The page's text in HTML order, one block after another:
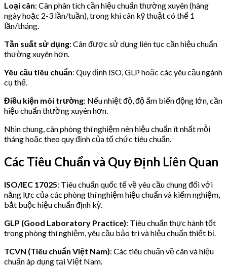
Loại cân: Cân phân tích cần hiệu chuẩn thường xuyên (hàng
ngày hoặc 2-3 lần/tuần), trong khi cân kỹ thuật có thể 1
lần/tháng.
Tần suất sử dụng: Cân được sử dụng liên tục cần hiệu chuẩn
thường xuyên hơn.
Yêu cầu tiêu chuẩn: Quy định ISO, GLP hoặc các yêu cầu ngành
cụ thể.
Điều kiện môi trường: Nếu nhiệt độ, độ ẩm biến động lớn, cần
hiệu chuẩn thường xuyên hơn.
Nhìn chung, cân phòng thí nghiệm nên hiệu chuẩn ít nhất mỗi
tháng hoặc theo quy định của tổ chức tiêu chuẩn.
Các Tiêu Chuẩn và Quy Định Liên Quan
ISO/IEC 17025: Tiêu chuẩn quốc tế về yêu cầu chung đối với
năng lực của các phòng thí nghiệm hiệu chuẩn và kiểm nghiệm,
bắt buộc hiệu chuẩn định kỳ.
GLP (Good Laboratory Practice): Tiêu chuẩn thực hành tốt
trong phòng thí nghiệm, yêu cầu bảo trì và hiệu chuẩn thiết bị.
TCVN (Tiêu chuẩn Việt Nam): Các tiêu chuẩn về cân và hiệu
chuẩn áp dụng tại Việt Nam.